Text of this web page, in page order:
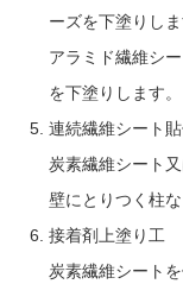
ーズを下塗りしま
アラミド繊維シ
を下塗りします。
連続繊維シート
炭素繊維シート
壁にとりつく柱
接着剤上塗り工
炭素繊維シート